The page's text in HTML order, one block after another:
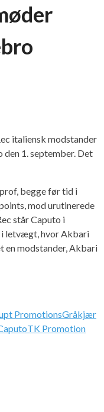
italiensk modstander
1. september. Det
begge før tid i
mod urutinerede
står Caputo i
i letvægt, hvor Akbari
en modstander, Akbari
PromotionsGråkjær
TK Promotion